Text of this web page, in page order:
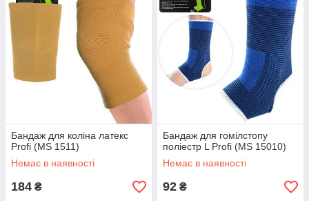
Бандаж для коліна латекс
Profi (MS 1511)
Немає в наявності
184 ₴
Бандаж для гомілстопу
поліестр L Profi (MS 15010)
Немає в наявності
92 ₴